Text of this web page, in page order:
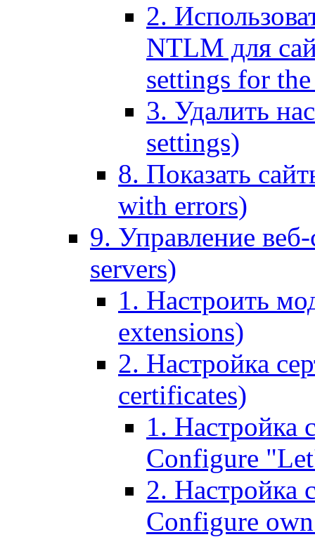
2.
NTLM для
settings for
3. Удалить
settings)
8. Показать
with errors)
9. Управление
servers)
1. Настроить
extensions)
2. Настройка
certificates)
1. Настройка
Configure
2. Настройка
Configure